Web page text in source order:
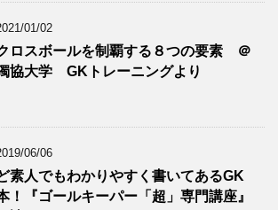
01/02
ロスボールを制覇する８つの要素 ＠
協大学 GKトレーニングより
06/06
素人でもわかりやすく書いてあるGK
！『ゴールキーパー「超」専門講座』